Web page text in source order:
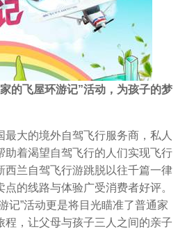
的飞屋环游记”活动，为孩子的梦
大的境外自驾飞行服务商，私人
助着渴望自驾飞行的人们实现飞行
西兰自驾飞行游跳脱以往千篇一律
的线路与体验广受消费者好评。
记”活动更是将目光瞄准了普通家
程，让父母与孩子三人之间的亲子